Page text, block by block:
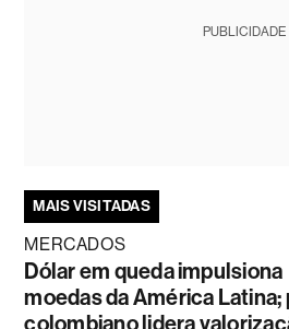
PUBLICIDADE
MAIS VISITADAS
MERCADOS
Dólar em queda impulsiona
moedas da América Latina;
colombiano lidera